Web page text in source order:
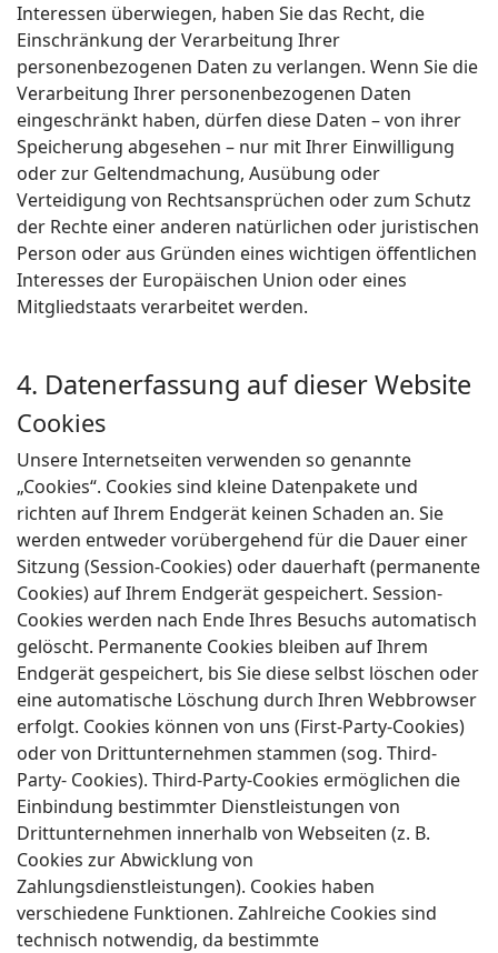
Interessen überwiegen, haben Sie das Recht, die
Einschränkung der Verarbeitung Ihrer
personenbezogenen Daten zu verlangen. Wenn Sie die
Verarbeitung Ihrer personenbezogenen Daten
eingeschränkt haben, dürfen diese Daten – von ihrer
Speicherung abgesehen – nur mit Ihrer Einwilligung
oder zur Geltendmachung, Ausübung oder
Verteidigung von Rechtsansprüchen oder zum Schutz
der Rechte einer anderen natürlichen oder juristischen
Person oder aus Gründen eines wichtigen öffentlichen
Interesses der Europäischen Union oder eines
Mitgliedstaats verarbeitet werden.
4. Datenerfassung auf dieser Website
Cookies
Unsere Internetseiten verwenden so genannte
„Cookies“. Cookies sind kleine Datenpakete und
richten auf Ihrem Endgerät keinen Schaden an. Sie
werden entweder vorübergehend für die Dauer einer
Sitzung (Session-Cookies) oder dauerhaft (permanente
Cookies) auf Ihrem Endgerät gespeichert. Session-
Cookies werden nach Ende Ihres Besuchs automatisch
gelöscht. Permanente Cookies bleiben auf Ihrem
Endgerät gespeichert, bis Sie diese selbst löschen oder
eine automatische Löschung durch Ihren Webbrowser
erfolgt. Cookies können von uns (First-Party-Cookies)
oder von Drittunternehmen stammen (sog. Third-
Party- Cookies). Third-Party-Cookies ermöglichen die
Einbindung bestimmter Dienstleistungen von
Drittunternehmen innerhalb von Webseiten (z. B.
Cookies zur Abwicklung von
Zahlungsdienstleistungen). Cookies haben
verschiedene Funktionen. Zahlreiche Cookies sind
technisch notwendig, da bestimmte